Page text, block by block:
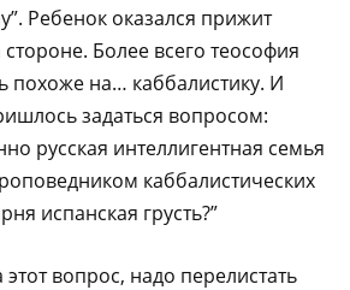
Ребенок оказался прижит
Более всего теософия
похоже на… каббалистику. И
задаться вопросом:
русская интеллигентная семья
каббалистических
испанская грусть?”
вопрос, надо перелистать